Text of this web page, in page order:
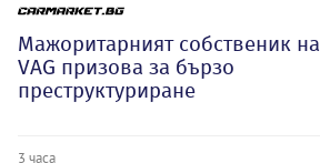
Мажоритарният собственик на
VAG призова за бързо
преструктуриране
3 часа